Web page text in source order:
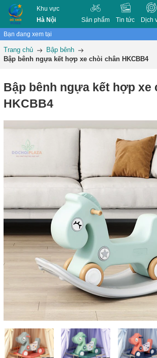
Khu vực
Hà Nội
Sản phẩm Tin tức Dịch
Bạn đang xem tại
Trang chủ
Bập bênh
Bập bênh ngựa kết hợp xe chòi chân HKCBB4
Bập bênh ngựa kết hợp xe
HKCBB4